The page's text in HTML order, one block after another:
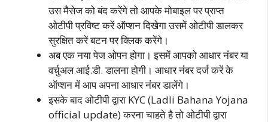
उस मैसेज को बंद करेंगे तो आपके मोबाइल पर प्राप्‍त
ओटीपी प्रविष्‍ट करें ऑप्‍शन दिखेगा उसमें ओटीपी डालकर
सुरक्षित करें बटन पर क्लिक करेंगे।
अब एक नया पेज ओपन होगा। इसमें आपको आधार नंंबर या
वर्चुअल आई.डी. डालना होगी। आधार नंंबर दर्ज करें के
ऑप्‍शन में आप अपना आधार नंंबर डालेंगे।
इसके बाद ओटीपी द्वारा KYC (Ladli Bahana Yojana
official update) करना चाहते है तो ओटीपी द्वारा